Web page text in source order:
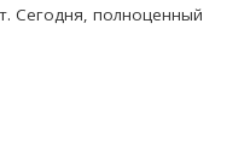
Сегодня, полноценный